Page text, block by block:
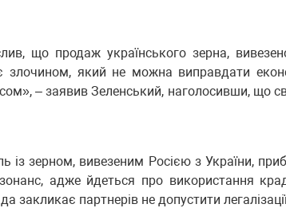
що продаж українського зерна,
є злочином, який не можна виправдати
– заявив Зеленський, наголосивши, що
із зерном, вивезеним Росією з України,
адже йдеться про використання
закликає партнерів не допустити